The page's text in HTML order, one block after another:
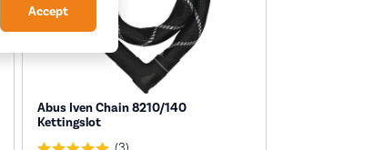
Abus Iven Chain 8210/140
Kettingslot
Accept